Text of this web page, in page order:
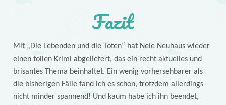
Fazit
Mit „Die Lebenden und die Toten“ hat Nele Neuhaus wieder
einen tollen Krimi abgeliefert, das ein recht aktuelles und
brisantes Thema beinhaltet. Ein wenig vorhersehbarer als
die bisherigen Fälle fand ich es schon, trotzdem allerdings
nicht minder spannend! Und kaum habe ich ihn beendet,